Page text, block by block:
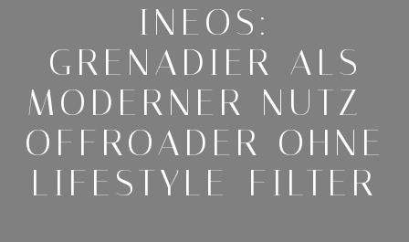
INEOS:
GRENADIER ALS
MODERNER NUTZ-
OFFROADER OHNE
LIFESTYLE-FILTER